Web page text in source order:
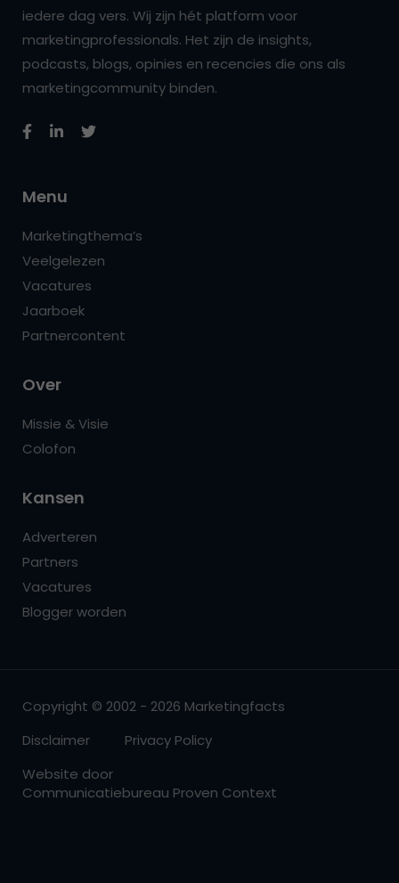
iedere dag vers. Wij zijn hét platform voor
marketingprofessionals. Het zijn de insights,
podcasts, blogs, opinies en recencies die ons als
marketingcommunity binden.
Menu
Marketingthema’s
Veelgelezen
Vacatures
Jaarboek
Partnercontent
Over
Missie & Visie
Colofon
Kansen
Adverteren
Partners
Vacatures
Blogger worden
Copyright © 2002 - 2026 Marketingfacts
Disclaimer
Privacy Policy
Website door
Communicatiebureau Proven Context